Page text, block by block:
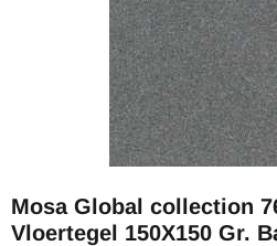
Mosa Global collection
Vloertegel 150X150 Gr.